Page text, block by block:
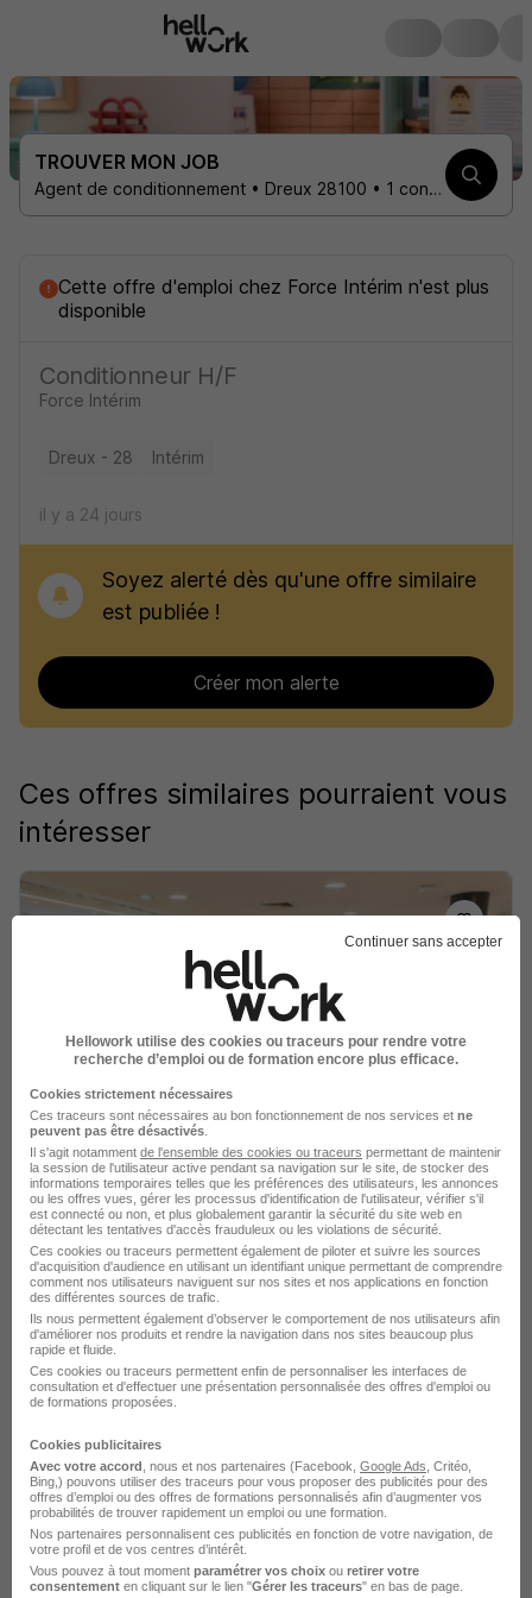
TROUVER MON JOB
Agent de conditionnement • Dreux 28100 • 1 contrat
Cette offre d'emploi chez Force Intérim n'est plus
disponible
Conditionneur H/F
Force Intérim
Dreux - 28 Intérim
il y a 24 jours
Soyez alerté dès qu'une offre similaire
est publiée !
Créer mon alerte
Ces offres similaires pourraient vous
intéresser
Conditionneur - CDD 6 H/F
Voir l’offre
il y a 1 jour
Recherches similaires
Emploi Conditionneur
Emploi Production
Emploi Chartres
Emploi Bû
Emploi Châteaudun
Emploi Nogent-le-Rotrou
Emploi Épernon
Continuer sans accepter
Hellowork utilise des cookies ou traceurs pour rendre votre
recherche d’emploi ou de formation encore plus efficace.
Cookies strictement nécessaires
Ces traceurs sont nécessaires au bon fonctionnement de nos services et ne
peuvent pas être désactivés
Il s'agit notamment de l'ensemble des cookies ou traceurs permettant de maintenir
la session de l'utilisateur active pendant sa navigation sur le site, de stocker des
informations temporaires telles que les préférences des utilisateurs, les annonces
ou les offres vues, gérer les processus d'identification de l'utilisateur, vérifier s'il
est connecté ou non, et plus globalement garantir la sécurité du site web en
détectant les tentatives d'accès frauduleux ou les violations de sécurité.
Ces cookies ou traceurs permettent également de piloter et suivre les sources
d'acquisition d'audience en utilisant un identifiant unique permettant de comprendre
comment nos utilisateurs naviguent sur nos sites et nos applications en fonction
des différentes sources de trafic.
Ils nous permettent également d’observer le comportement de nos utilisateurs afin
d'améliorer nos produits et rendre la navigation dans nos sites beaucoup plus
rapide et fluide.
Ces cookies ou traceurs permettent enfin de personnaliser les interfaces de
consultation et d'effectuer une présentation personnalisée des offres d'emploi ou
de formations proposées.
Cookies publicitaires
Avec votre accord , nous et nos partenaires (Facebook, Google Ads , Critéo,
Bing,) pouvons utiliser des traceurs pour vous proposer des publicités pour des
offres d’emploi ou des offres de formations personnalisés afin d’augmenter vos
probabilités de trouver rapidement un emploi ou une formation.
Nos partenaires personnalisent ces publicités en fonction de votre navigation, de
votre profil et de vos centres d’intérêt.
Vous pouvez à tout moment paramétrer vos choix ou retirer votre
consentement en cliquant sur le lien "Gérer les traceurs" en bas de page.